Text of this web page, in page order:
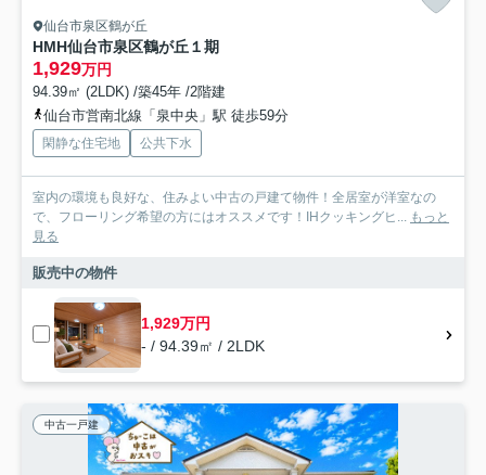
仙台市泉区鶴が丘
HMH仙台市泉区鶴が丘１期
1,929万円
94.39㎡ (2LDK) /築45年 /2階建
仙台市営南北線「泉中央」駅 徒歩59分
閑静な住宅地 公共下水
室内の環境も良好な、住みよい中古の戸建て物件！全居室が洋室なの
で、フローリング希望の方にはオススメです！IHクッキングヒ... もっと
見る
販売中の物件
1,929万円
- / 94.39㎡ / 2LDK
中古一戸建